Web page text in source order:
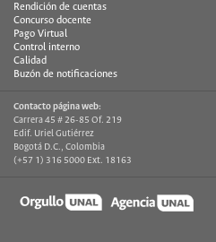
Rendición de cuentas
Concurso docente
Pago Virtual
Control interno
Calidad
Buzón de notificaciones
Contacto página web:
Carrera 45 # 26-85 Of. 219
Edif. Uriel Gutiérrez
Bogotá D.C., Colombia
(+57 1) 316 5000 Ext. 18163